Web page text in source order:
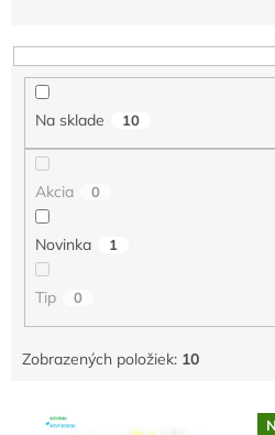
n
Na sklade 10
Akcia 0
Novinka 1
Tip 0
Zobrazených položiek: 10